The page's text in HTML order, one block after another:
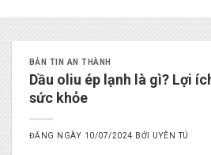
BẢN TIN AN THÀNH
Dầu oliu ép lạnh là gì? Lợi
sức khỏe
ĐĂNG NGÀY 10/07/2024 BỞI UYÊN TÚ